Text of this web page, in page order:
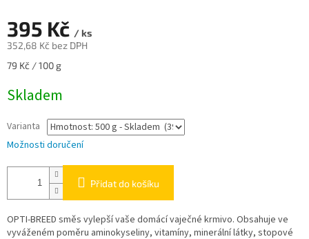
395 Kč / ks
352,68 Kč bez DPH
Měrná
79 Kč / 100 g
Skladem
Varianta
Možnosti doručení
Přidat do košíku
OPTI-BREED směs vylepší vaše domácí vaječné krmivo. Obsahuje ve
vyváženém poměru aminokyseliny, vitamíny, minerální látky, stopové